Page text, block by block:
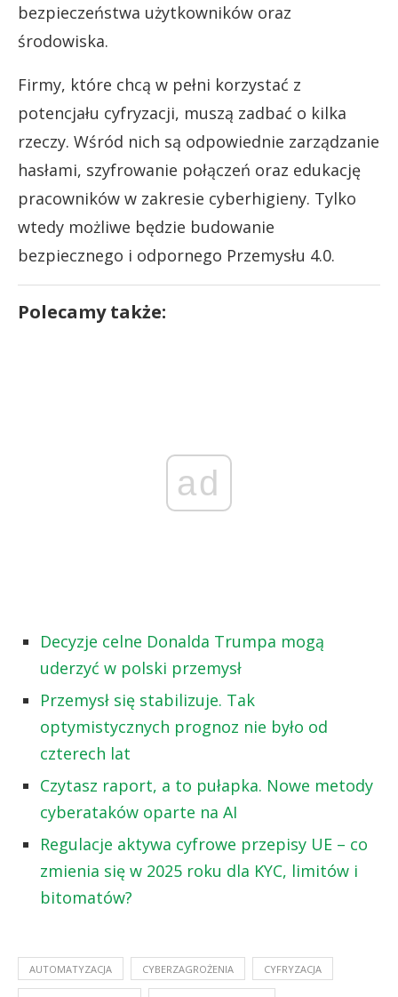
bezpieczeństwa użytkowników oraz
środowiska.
Firmy, które chcą w pełni korzystać z
potencjału cyfryzacji, muszą zadbać o kilka
rzeczy. Wśród nich są odpowiednie zarządzanie
hasłami, szyfrowanie połączeń oraz edukację
pracowników w zakresie cyberhigieny. Tylko
wtedy możliwe będzie budowanie
bezpiecznego i odpornego Przemysłu 4.0.
Polecamy także:
ad
Decyzje celne Donalda Trumpa mogą
uderzyć w polski przemysł
Przemysł się stabilizuje. Tak
optymistycznych prognoz nie było od
czterech lat
Czytasz raport, a to pułapka. Nowe metody
cyberataków oparte na AI
Regulacje aktywa cyfrowe przepisy UE – co
zmienia się w 2025 roku dla KYC, limitów i
bitomatów?
AUTOMATYZACJA CYBERZAGROŻENIA CYFRYZACJA